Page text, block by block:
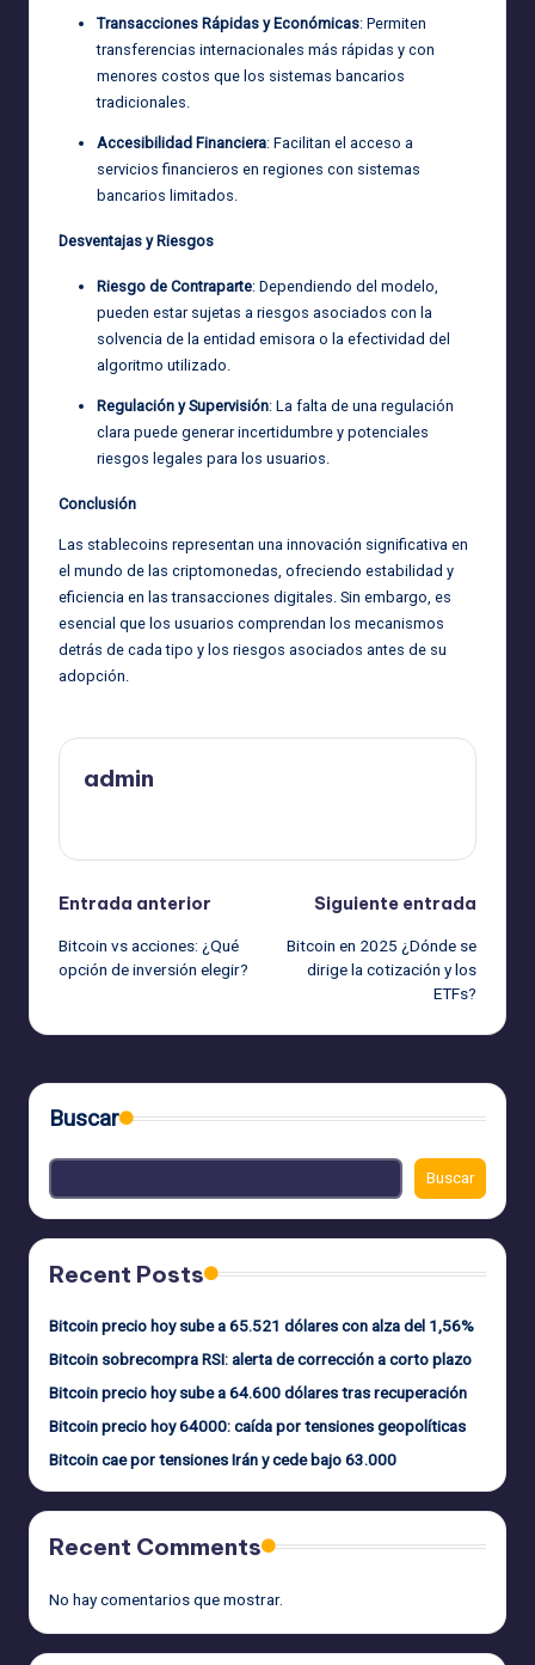
Transacciones Rápidas y Económicas: Permiten
transferencias internacionales más rápidas y con
menores costos que los sistemas bancarios
tradicionales.
Accesibilidad Financiera: Facilitan el acceso a
servicios financieros en regiones con sistemas
bancarios limitados.
Desventajas y Riesgos
Riesgo de Contraparte: Dependiendo del modelo,
pueden estar sujetas a riesgos asociados con la
solvencia de la entidad emisora o la efectividad del
algoritmo utilizado.
Regulación y Supervisión: La falta de una regulación
clara puede generar incertidumbre y potenciales
riesgos legales para los usuarios.
Conclusión
Las stablecoins representan una innovación significativa en
el mundo de las criptomonedas, ofreciendo estabilidad y
eficiencia en las transacciones digitales. Sin embargo, es
esencial que los usuarios comprendan los mecanismos
detrás de cada tipo y los riesgos asociados antes de su
adopción.
admin
Navegación
de
Entrada anterior
Bitcoin vs acciones: ¿Qué
opción de inversión elegir?
Siguiente entrada
Bitcoin en 2025 ¿Dónde se
dirige la cotización y los
ETFs?
Buscar
Buscar
Recent Posts
Bitcoin precio hoy sube a 65.521 dólares con alza del 1,56%
Bitcoin sobrecompra RSI: alerta de corrección a corto plazo
Bitcoin precio hoy sube a 64.600 dólares tras recuperación
Bitcoin precio hoy 64000: caída por tensiones geopolíticas
Bitcoin cae por tensiones Irán y cede bajo 63.000
Recent Comments
No hay comentarios que mostrar.